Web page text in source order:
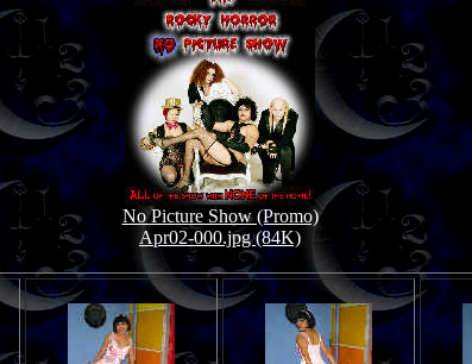
No Picture Show (Promo)
Apr02-000.jpg (84K)